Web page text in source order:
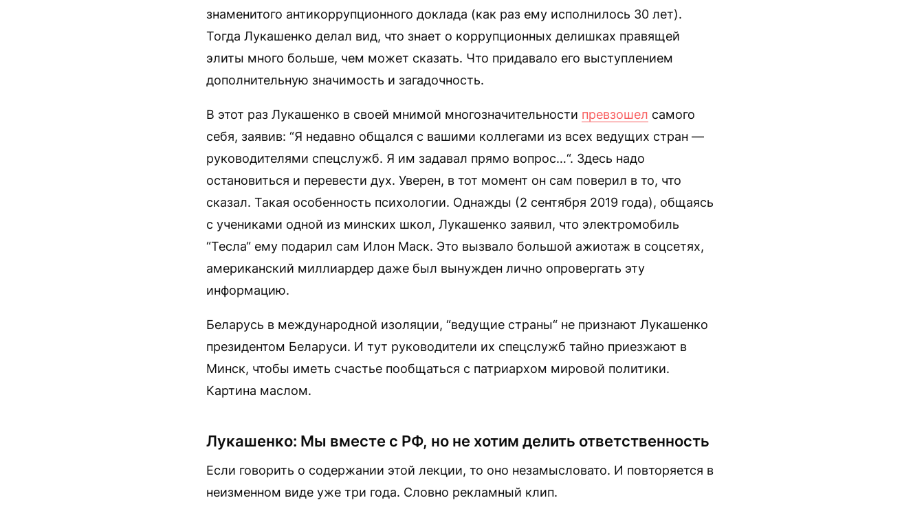
знаменитого антикоррупционного доклада (как раз ему исполнилось 30 лет).
Тогда Лукашенко делал вид, что знает о коррупционных делишках правящей
элиты много больше, чем может сказать. Что придавало его выступлением
дополнительную значимость и загадочность.
В этот раз Лукашенко в своей мнимой многозначительности превзошел самого
себя, заявив: “Я недавно общался с вашими коллегами из всех ведущих стран —
руководителями спецслужб. Я им задавал прямо вопрос…“. Здесь надо
остановиться и перевести дух. Уверен, в тот момент он сам поверил в то, что
сказал. Такая особенность психологии. Однажды (2 сентября 2019 года), общаясь
с учениками одной из минских школ, Лукашенко заявил, что электромобиль
“Тесла“ ему подарил сам Илон Маск. Это вызвало большой ажиотаж в соцсетях,
американский миллиардер даже был вынужден лично опровергать эту
информацию.
Беларусь в международной изоляции, “ведущие страны“ не признают Лукашенко
президентом Беларуси. И тут руководители их спецслужб тайно приезжают в
Минск, чтобы иметь счастье пообщаться с патриархом мировой политики.
Картина маслом.
Лукашенко: Мы вместе с РФ, но не хотим делить ответственность
Если говорить о содержании этой лекции, то оно незамысловато. И повторяется в
неизменном виде уже три года. Словно рекламный клип.